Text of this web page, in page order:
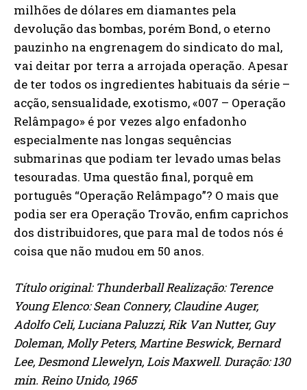
milhões de dólares em diamantes pela
devolução das bombas, porém Bond, o eterno
pauzinho na engrenagem do sindicato do mal,
vai deitar por terra a arrojada operação. Apesar
de ter todos os ingredientes habituais da série –
acção, sensualidade, exotismo, «007 – Operação
Relâmpago» é por vezes algo enfadonho
especialmente nas longas sequências
submarinas que podiam ter levado umas belas
tesouradas. Uma questão final, porquê em
português “Operação Relâmpago”? O mais que
podia ser era Operação Trovão, enfim caprichos
dos distribuidores, que para mal de todos nós é
coisa que não mudou em 50 anos.
Título original: Thunderball Realização: Terence
Young Elenco: Sean Connery, Claudine Auger,
Adolfo Celi, Luciana Paluzzi, Rik Van Nutter, Guy
Doleman, Molly Peters, Martine Beswick, Bernard
Lee, Desmond Llewelyn, Lois Maxwell. Duração: 130
min. Reino Unido, 1965